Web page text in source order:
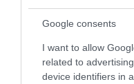
Google consents
I want to allow
related to
device identifiers in